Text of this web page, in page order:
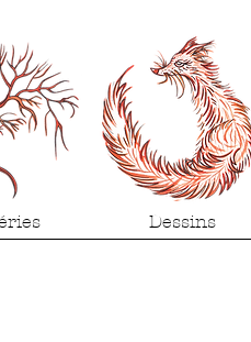
Dessins